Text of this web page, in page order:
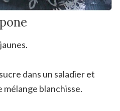
dans un saladier et
mélange blanchisse.